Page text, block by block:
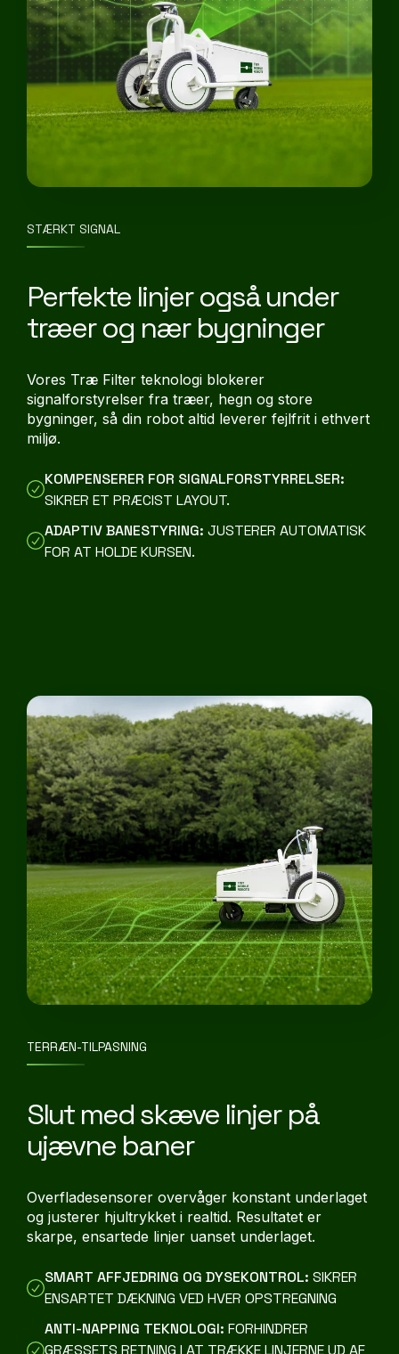
STÆRKT SIGNAL
Perfekte linjer også under
træer og nær bygninger
Vores Træ Filter teknologi blokerer
signalforstyrelser fra træer, hegn og store
bygninger, så din robot altid leverer fejlfrit i ethvert
miljø.
KOMPENSERER FOR SIGNALFORSTYRRELSER:
SIKRER ET PRÆCIST LAYOUT.
ADAPTIV BANESTYRING: JUSTERER AUTOMATISK
FOR AT HOLDE KURSEN.
TERRÆN-TILPASNING
Slut med skæve linjer på
ujævne baner
Overfladesensorer overvåger konstant underlaget
og justerer hjultrykket i realtid. Resultatet er
skarpe, ensartede linjer uanset underlaget.
SMART AFFJEDRING OG DYSEKONTROL: SIKRER
ENSARTET DÆKNING VED HVER OPSTREGNING
ANTI-NAPPING TEKNOLOGI: FORHINDRER
GRÆSSETS RETNING I AT TRÆKKE LINJERNE UD AF